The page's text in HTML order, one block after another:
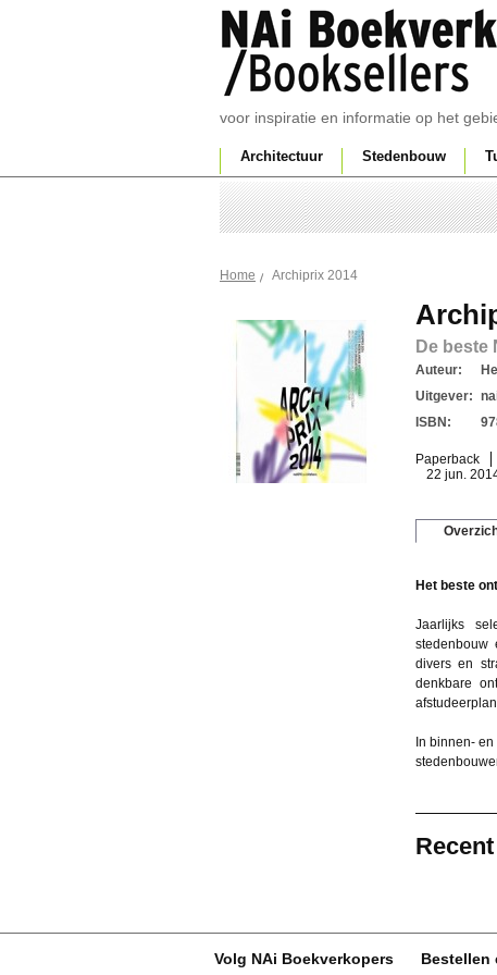
voor inspiratie en informatie op het
Architectuur Stedenbouw
Home Archiprix 2014
De beste
Auteur:
Uitgever:
ISBN:
Paperback
22 jun.
Het beste
Jaarlijks
stedenbouw
divers en
denkbare
In binnen-
Volg NAi Boekverkopers Bestellen